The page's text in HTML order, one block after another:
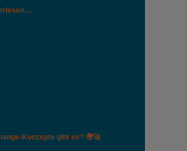
Konzepte gibt es? 🌍🚀